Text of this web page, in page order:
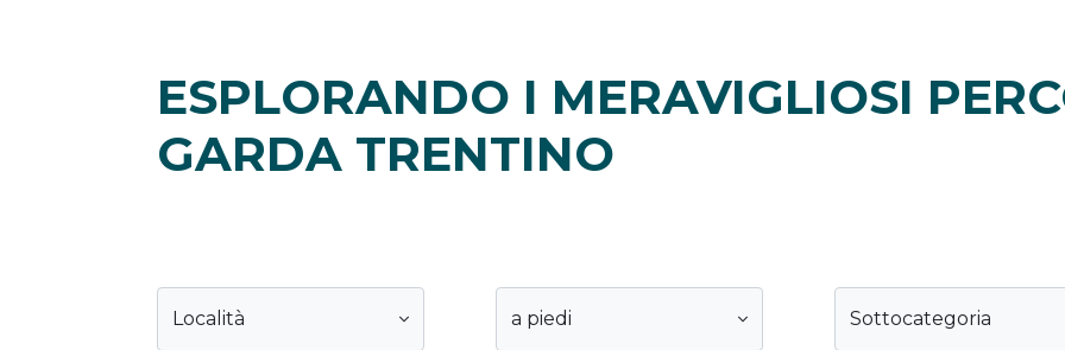
ESPLORANDO I MERAVIGLIOSI
GARDA TRENTINO
Località a piedi Sottocategoria